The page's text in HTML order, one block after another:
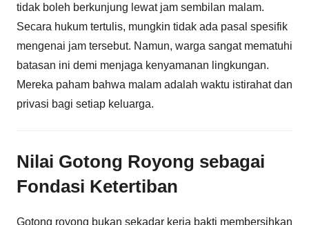
tidak boleh berkunjung lewat jam sembilan malam.
Secara hukum tertulis, mungkin tidak ada pasal spesifik
mengenai jam tersebut. Namun, warga sangat mematuhi
batasan ini demi menjaga kenyamanan lingkungan.
Mereka paham bahwa malam adalah waktu istirahat dan
privasi bagi setiap keluarga.
Nilai Gotong Royong sebagai
Fondasi Ketertiban
Gotong royong bukan sekadar kerja bakti membersihkan